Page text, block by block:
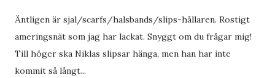
Äntligen är sjal/scarfs/halsbands/slips-hållaren. Rostigt
ameringsnät som jag har lackat. Snyggt om du frågar mig!
Till höger ska Niklas slipsar hänga, men han har inte
kommit så långt...